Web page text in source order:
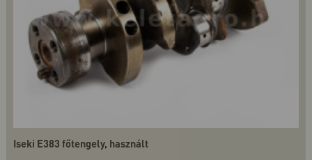
Iseki E383 főtengely, használt